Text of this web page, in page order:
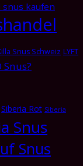
snus kaufen
Snus Schweiz LYFT
Snus?
Siberia Rot Siberia
Snus
Snus